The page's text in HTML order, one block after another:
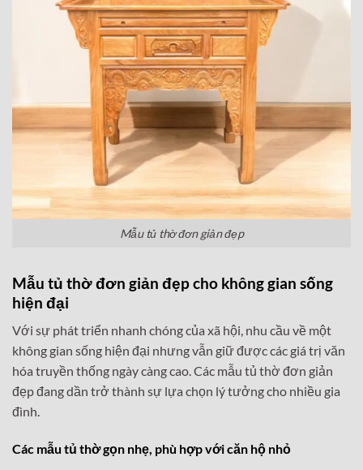
Mẫu tủ thờ đơn giản đẹp
Mẫu tủ thờ đơn giản đẹp cho không gian sống
hiện đại
Với sự phát triển nhanh chóng của xã hội, nhu cầu về một
không gian sống hiện đại nhưng vẫn giữ được các giá trị văn
hóa truyền thống ngày càng cao. Các mẫu tủ thờ đơn giản
đẹp đang dần trở thành sự lựa chọn lý tưởng cho nhiều gia
đình.
Các mẫu tủ thờ gọn nhẹ, phù hợp với căn hộ nhỏ